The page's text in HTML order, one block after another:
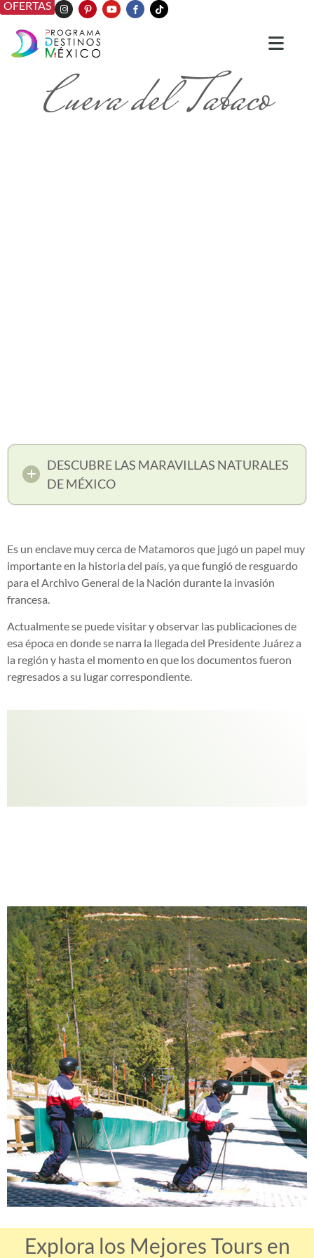
OFERTAS
Cueva del Tabaco
DESCUBRE LAS MARAVILLAS NATURALES
DE MÉXICO
Es un enclave muy cerca de Matamoros que jugó un papel muy
importante en la historia del país, ya que fungió de resguardo
para el Archivo General de la Nación durante la invasión
francesa.
Actualmente se puede visitar y observar las publicaciones de
esa época en donde se narra la llegada del Presidente Juárez a
la región y hasta el momento en que los documentos fueron
regresados a su lugar correspondiente.
Explora los Mejores Tours en